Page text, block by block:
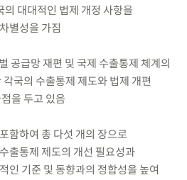
대대적인 법제 개정 사항을
별성을 가짐
공급망 재편 및 국제 수출통제 체계의
국의 수출통제 제도와 법제 개편
을 두고 있음
함하여 총 다섯 개의 장으로
출통제 제도의 개선 필요성과
인 기준 및 동향과의 정합성을 높여